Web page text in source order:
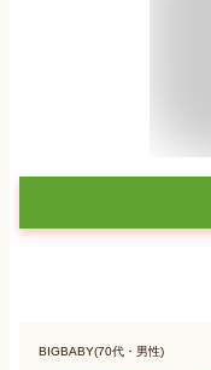
BIGBABY(70代・男性)